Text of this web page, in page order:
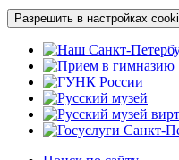
Разрешить в настройках